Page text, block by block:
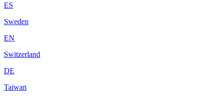
ES
Sweden
EN
Switzerland
DE
Taiwan